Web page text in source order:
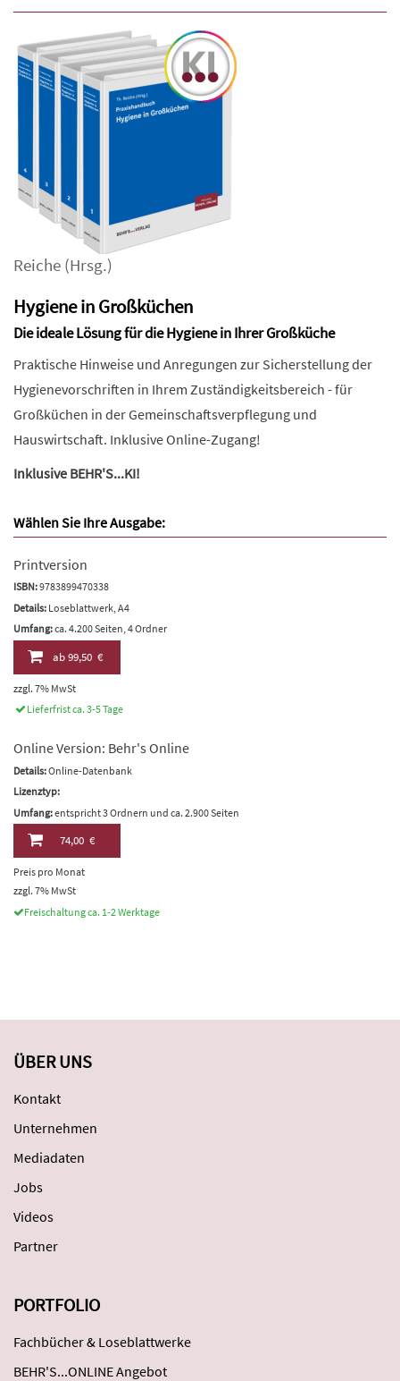
Reiche (Hrsg.)
Hygiene in Großküchen
Die ideale Lösung für die Hygiene in Ihrer Großküche
Praktische Hinweise und Anregungen zur Sicherstellung der
Hygienevorschriften in Ihrem Zuständigkeitsbereich - für
Großküchen in der Gemeinschaftsverpflegung und
Hauswirtschaft. Inklusive Online-Zugang!
Inklusive BEHR'S...KI!
Wählen Sie Ihre Ausgabe:
Printversion
ISBN:9783899470338
Details: Loseblattwerk, A4
Umfang:ca. 4.200 Seiten, 4 Ordner
ab99,50 €
zzgl. 7% MwSt
Lieferfrist ca. 3-5 Tage
Online Version: Behr's Online
Details:Online-Datenbank
Lizenztyp:
Umfang:entspricht 3 Ordnern und ca. 2.900 Seiten
74,00 €
Preis pro Monat
zzgl. 7% MwSt
Freischaltung ca. 1-2 Werktage
ÜBER UNS
Kontakt
Unternehmen
Mediadaten
Jobs
Videos
Partner
PORTFOLIO
Fachbücher & Loseblattwerke
BEHR'S...ONLINE Angebot